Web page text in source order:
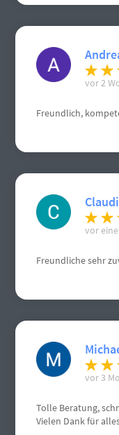
vor 2
Freundlich,
vor
Freundliche sehr
vor 3
Tolle Beratung,
Vielen Dank für